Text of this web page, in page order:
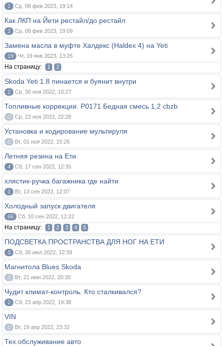
1 Ср, 08 фев 2023, 19:14
Как ЛКП на Йети рестайл/до рестайл
2 Ср, 08 фев 2023, 19:09
Замена масла в муфте Халдекс (Haldex 4) на Yeti
19 Чт, 19 янв 2023, 13:26
На страницу: 1 2
Skoda Yeti 1.8 пинается и буянит внутри
2 Ср, 30 ноя 2022, 10:27
Топливные коррекции. P0171 Бедная смесь 1,2 cbzb
0 Ср, 23 ноя 2022, 22:28
Установка и кодирование мультируля
0 Вт, 01 ноя 2022, 15:26
Летняя резина на Ети
4 Сб, 17 сен 2022, 12:35
хлястик-ручка багажника где найти
1 Вт, 13 сен 2022, 12:07
Холодный запуск двигателя
66 Сб, 10 сен 2022, 12:22
На страницу: 1 2 3 4 5
ПОДСВЕТКА ПРОСТРАНСТВА ДЛЯ НОГ НА ЕТИ
3 Сб, 30 июл 2022, 12:39
Магнитола Blues Skoda
0 Вт, 21 июн 2022, 20:30
Чудит климат-контроль. Кто сталкивался?
2 Сб, 23 апр 2022, 19:38
VIN
0 Вт, 19 апр 2022, 23:32
Тех.обслуживание авто